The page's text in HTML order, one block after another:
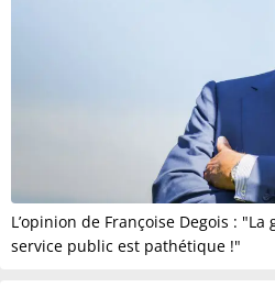
L’opinion de Françoise Degois :
service public est pathétique !"